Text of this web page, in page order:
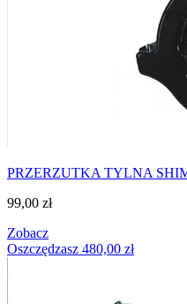
PRZERZUTKA TYLNA
99,00 zł
Zobacz
Oszczędzasz 480,00 zł